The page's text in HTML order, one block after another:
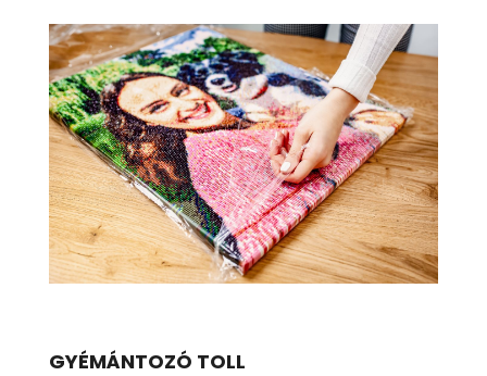
GYÉMÁNTOZÓ TOLL